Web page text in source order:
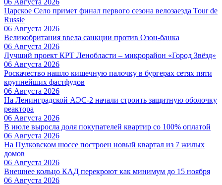
Царское Село примет финал первого сезона велозаезда Tour de
Russie
06 Августа 2026
Великобритания ввела санкции против Озон-банка
06 Августа 2026
Лучший проект КРТ Ленобласти – микрорайон «Город Звёзд»
06 Августа 2026
Роскачество нашло кишечную палочку в бургерах сетях пяти
крупнейших фастфудов
06 Августа 2026
На Ленинградской АЭС-2 начали строить защитную оболочку
реактора
06 Августа 2026
В июле выросла доля покупателей квартир со 100% оплатой
06 Августа 2026
На Пулковском шоссе построен новый квартал из 7 жилых
домов
06 Августа 2026
Внешнее кольцо КАД перекроют как минимум до 15 ноября
06 Августа 2026